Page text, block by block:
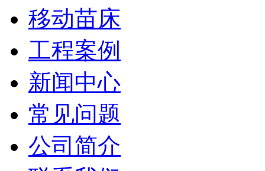
移动苗床
工程案例
新闻中心
常见问题
公司简介